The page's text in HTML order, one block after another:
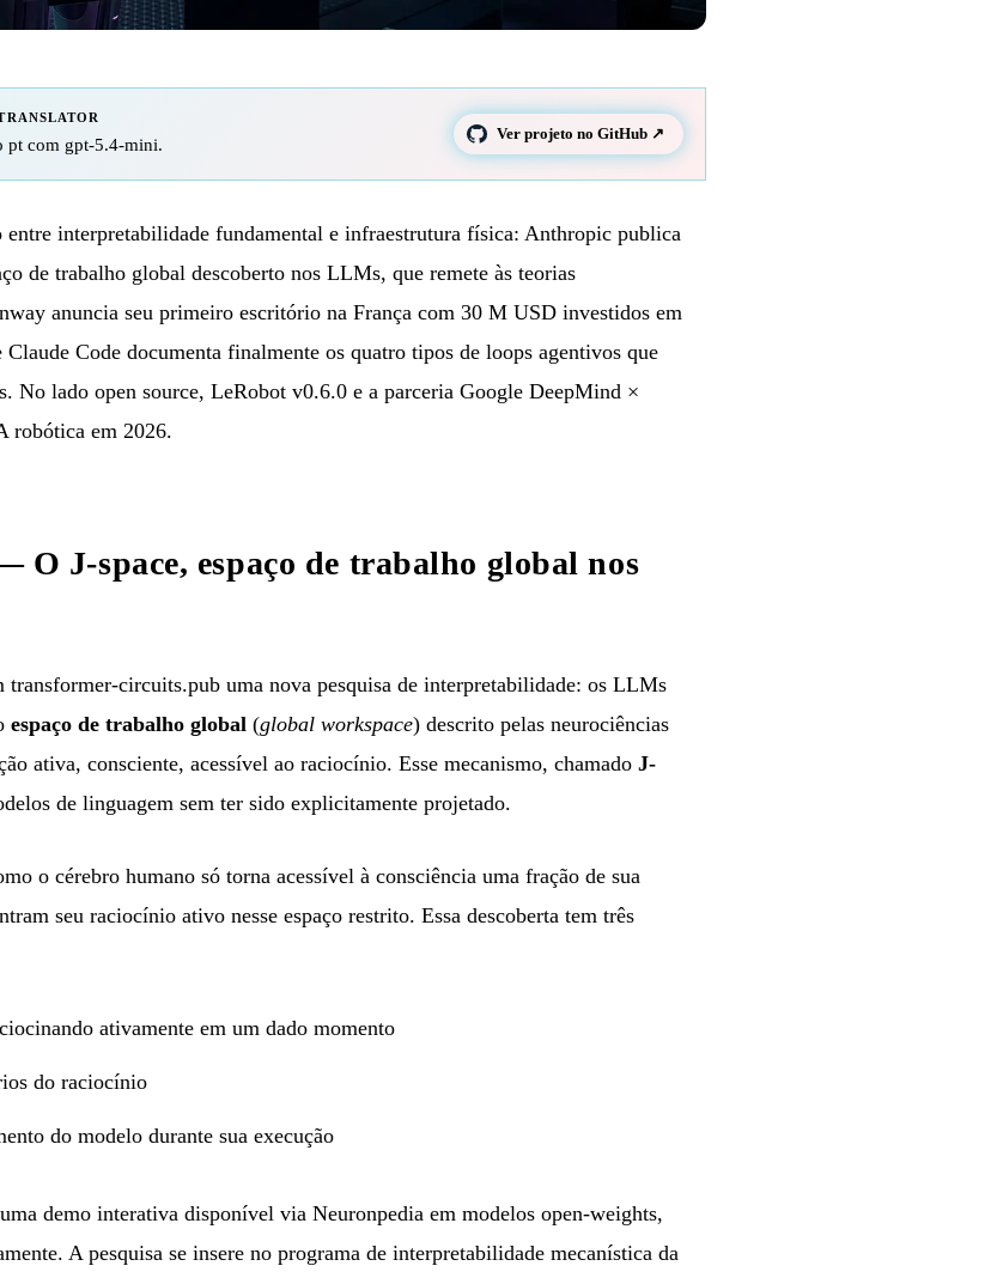
pt com gpt-5.4-mini.
Ver projeto no GitHub ↗
entre interpretabilidade fundamental e infraestrutura física: Anthropic publica
de trabalho global descoberto nos LLMs, que remete às teorias
anuncia seu primeiro escritório na França com 30 M USD investidos em
Claude Code documenta finalmente os quatro tipos de loops agentivos que
No lado open source, LeRobot v0.6.0 e a parceria Google DeepMind ×
robótica em 2026.
O J-space, espaço de trabalho global nos
circuits.pub uma nova pesquisa de interpretabilidade: os LLMs
espaço de trabalho global (global workspace) descrito pelas neurociências
ativa, consciente, acessível ao raciocínio. Esse mecanismo, chamado J-
de linguagem sem ter sido explicitamente projetado.
o cérebro humano só torna acessível à consciência uma fração de sua
seu raciocínio ativo nesse espaço restrito. Essa descoberta tem três
ativamente em um dado momento
do raciocínio
do modelo durante sua execução
demo interativa disponível via Neuronpedia em modelos open-weights,
A pesquisa se insere no programa de interpretabilidade mecanística da